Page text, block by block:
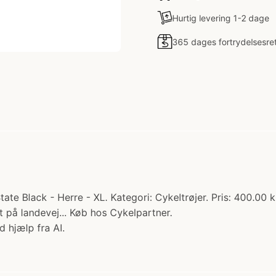
Hurtig levering 1-2 dage
365 dages
Black - Herre - XL. Kategori: Cykeltrøjer. Pris: 400.00
landevej... Køb hos Cykelpartner.
hjælp fra AI.